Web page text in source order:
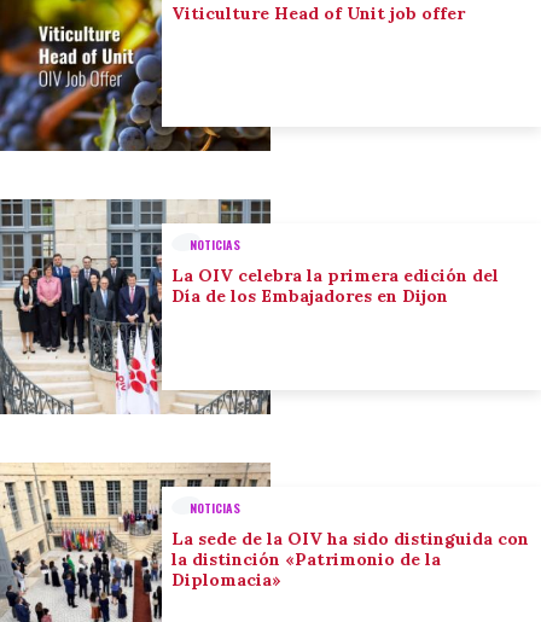
Viticulture Head of Unit job offer
NOTICIAS
La OIV celebra la primera edición del
Día de los Embajadores en Dijon
NOTICIAS
La sede de la OIV ha sido distinguida con
la distinción «Patrimonio de la
Diplomacia»